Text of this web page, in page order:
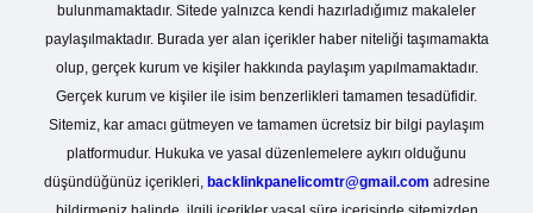
bulunmamaktadır. Sitede yalnızca kendi hazırladığımız makaleler
paylaşılmaktadır. Burada yer alan içerikler haber niteliği taşımamakta
olup, gerçek kurum ve kişiler hakkında paylaşım yapılmamaktadır.
Gerçek kurum ve kişiler ile isim benzerlikleri tamamen tesadüfidir.
Sitemiz, kar amacı gütmeyen ve tamamen ücretsiz bir bilgi paylaşım
platformudur. Hukuka ve yasal düzenlemelere aykırı olduğunu
düşündüğünüz içerikleri, backlinkpanelicomtr@gmail.com adresine